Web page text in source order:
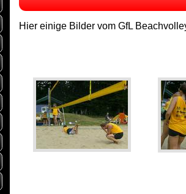
Hier einige Bilder vom GfL